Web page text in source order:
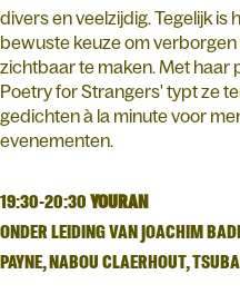
divers en veelzijdig. Tegelijk
bewuste keuze om
zichtbaar te maken. Met haar
Poetry for Strangers' typt ze
gedichten à la minute voor
evenementen.
19:30-20:30YOURAN
ONDER LEIDING VAN JOACHIM
PAYNE, NABOU CLAERHOUT,